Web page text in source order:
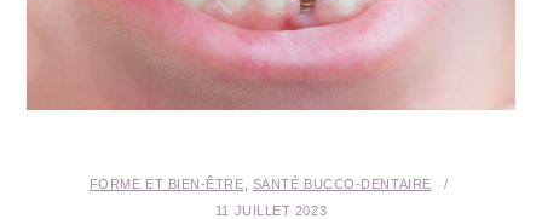
SANTÉ BUCCO-DENTAIRE
SENIOR
FORME ET BIEN-ÊTRE
SANTÉ BUCCO-DENTAIRE
11 JUILLET 2023